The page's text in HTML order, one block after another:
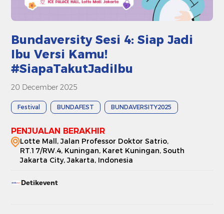
Bundaversity Sesi 4: Siap Jadi
Ibu Versi Kamu!
#SiapaTakutJadiIbu
20 December 2025
Festival BUNDAFEST BUNDAVERSITY2025
PENJUALAN BERAKHIR
Lotte Mall, Jalan Professor Doktor Satrio,
RT.17/RW.4, Kuningan, Karet Kuningan, South
Jakarta City, Jakarta, Indonesia
Detikevent